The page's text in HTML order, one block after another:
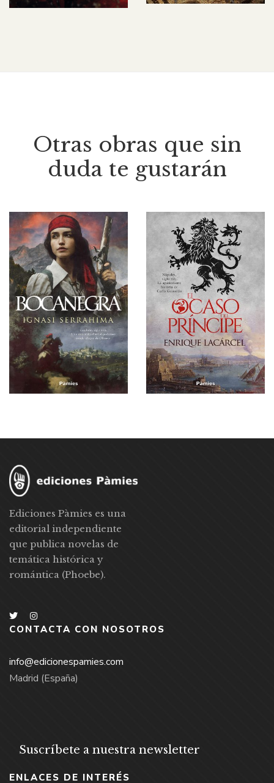
Otras obras que sin
duda te gustarán
Ediciones Pàmies es una
editorial independiente
que publica novelas de
temática histórica y
romántica (Phoebe).
CONTACTA CON NOSOTROS
info@edicionespamies.com
Madrid (España)
Suscríbete a nuestra newsletter
ENLACES DE INTERÉS